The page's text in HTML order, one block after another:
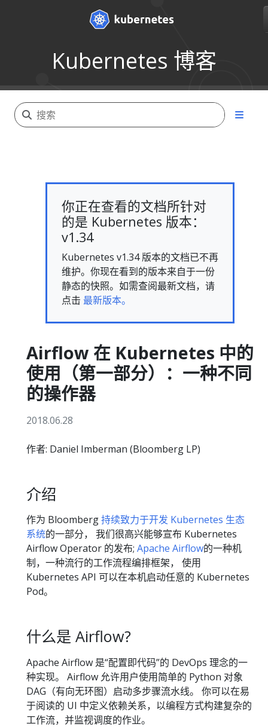
Kubernetes 博客
你正在查看的文档所针对
的是 Kubernetes 版本：
v1.34
Kubernetes v1.34 版本的文档已不再
维护。你现在看到的版本来自于一份
静态的快照。如需查阅最新文档，请
点击 最新版本。
Airflow 在 Kubernetes 中的
使用（第一部分）：一种不同
的操作器
2018.06.28
作者: Daniel Imberman (Bloomberg LP)
介绍
作为 Bloomberg持续致力于开发 Kubernetes 生态
系统的一部分， 我们很高兴能够宣布 Kubernetes
Airflow Operator 的发布; Apache Airflow的一种机
制，一种流行的工作流程编排框架， 使用
Kubernetes API 可以在本机启动任意的 Kubernetes
Pod。
什么是 Airflow?
Apache Airflow 是“配置即代码”的 DevOps 理念的一
种实现。 Airflow 允许用户使用简单的 Python 对象
DAG（有向无环图）启动多步骤流水线。 你可以在易
于阅读的 UI 中定义依赖关系，以编程方式构建复杂的
工作流，并监视调度的作业。